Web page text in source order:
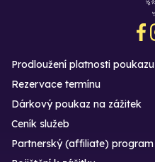
Prodloužení platnosti poukazu
Rezervace termínu
Dárkový poukaz na zážitek
Ceník služeb
Partnerský (affiliate) program